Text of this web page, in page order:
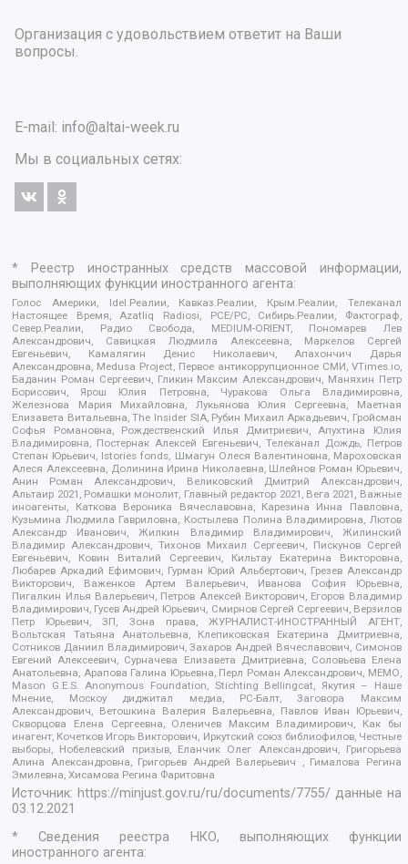
Организация с удовольствием ответит на Ваши
вопросы.
E-mail: info@altai-week.ru
Мы в социальных сетях:
* Реестр иностранных средств массовой информации,
выполняющих функции иностранного агента:
Голос Америки, Idel.Реалии, Кавказ.Реалии, Крым.Реалии, Телеканал
Настоящее Время, Azatliq Radiosi, PCE/PC, Сибирь.Реалии, Фактограф,
Север.Реалии, Радио Свобода, MEDIUM-ORIENT, Пономарев Лев
Александрович, Савицкая Людмила Алексеевна, Маркелов Сергей
Евгеньевич, Камалягин Денис Николаевич, Апахончич Дарья
Александровна, Medusa Project, Первое антикоррупционное СМИ, VTimes.io,
Баданин Роман Сергеевич, Гликин Максим Александрович, Маняхин Петр
Борисович, Ярош Юлия Петровна, Чуракова Ольга Владимировна,
Железнова Мария Михайловна, Лукьянова Юлия Сергеевна, Маетная
Елизавета Витальевна, The Insider SIA, Рубин Михаил Аркадьевич, Гройсман
Софья Романовна, Рождественский Илья Дмитриевич, Апухтина Юлия
Владимировна, Постернак Алексей Евгеньевич, Телеканал Дождь, Петров
Степан Юрьевич, Istories fonds, Шмагун Олеся Валентиновна, Мароховская
Алеся Алексеевна, Долинина Ирина Николаевна, Шлейнов Роман Юрьевич,
Анин Роман Александрович, Великовский Дмитрий Александрович,
Альтаир 2021, Ромашки монолит, Главный редактор 2021, Вега 2021, Важные
иноагенты, Каткова Вероника Вячеславовна, Карезина Инна Павловна,
Кузьмина Людмила Гавриловна, Костылева Полина Владимировна, Лютов
Александр Иванович, Жилкин Владимир Владимирович, Жилинский
Владимир Александрович, Тихонов Михаил Сергеевич, Пискунов Сергей
Евгеньевич, Ковин Виталий Сергеевич, Кильтау Екатерина Викторовна,
Любарев Аркадий Ефимович, Гурман Юрий Альбертович, Грезев Александр
Викторович, Важенков Артем Валерьевич, Иванова София Юрьевна,
Пигалкин Илья Валерьевич, Петров Алексей Викторович, Егоров Владимир
Владимирович, Гусев Андрей Юрьевич, Смирнов Сергей Сергеевич, Верзилов
Петр Юрьевич, ЗП, Зона права, ЖУРНАЛИСТ-ИНОСТРАННЫЙ АГЕНТ,
Вольтская Татьяна Анатольевна, Клепиковская Екатерина Дмитриевна,
Сотников Даниил Владимирович, Захаров Андрей Вячеславович, Симонов
Евгений Алексеевич, Сурначева Елизавета Дмитриевна, Соловьева Елена
Анатольевна, Арапова Галина Юрьевна, Перл Роман Александрович, МЕМО,
Mason G.E.S. Anonymous Foundation, Stichting Bellingcat, Якутия – Наше
Мнение, Москоу диджитал медиа, РС-Балт, Заговора Максим
Александрович, Ветошкина Валерия Валерьевна, Павлов Иван Юрьевич,
Скворцова Елена Сергеевна, Оленичев Максим Владимирович, Как бы
инагент, Кочетков Игорь Викторович, Иркутский союз библиофилов, Честные
выборы, Нобелевский призыв, Еланчик Олег Александрович, Григорьева
Алина Александровна, Григорьев Андрей Валерьевич , Гималова Регина
Эмилевна, Хисамова Регина Фаритовна
Источник: https://minjust.gov.ru/ru/documents/7755/ данные на
03.12.2021
* Сведения реестра НКО, выполняющих функции
иностранного агента: